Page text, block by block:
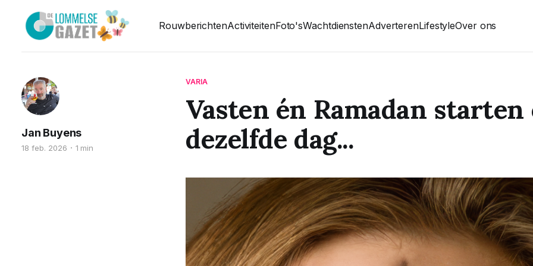
RouwberichtenActiviteitenFoto'sWachtdienstenAdverterenLifestyleOver ons
VARIA
Vasten én Ramadan starten
dezelfde dag...
Jan Buyens
18 feb. 2026 1 min